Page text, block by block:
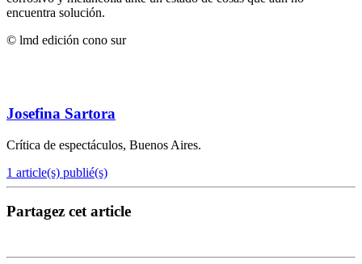
encuentra solución.
© lmd edición cono sur
Josefina Sartora
Crítica de espectáculos, Buenos Aires.
1 article(s) publié(s)
Partagez cet article